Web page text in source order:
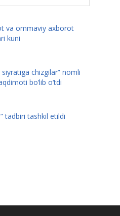
va ommaviy axborot
kuni
chizgilar” nomli
bo‘lib o‘tdi
tadbiri tashkil etildi